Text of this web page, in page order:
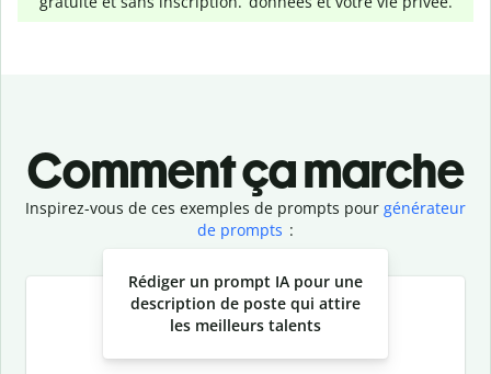
Comment ça marche
Inspirez-vous de ces exemples de prompts pour générateur
de prompts :
Rédiger un prompt IA pour une
description de poste qui attire
les meilleurs talents